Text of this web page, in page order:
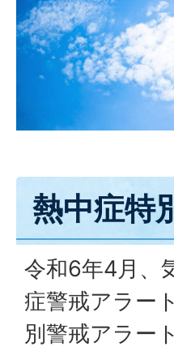
熱中症特
令和6年4月、
症警戒アラー
別警戒アラー